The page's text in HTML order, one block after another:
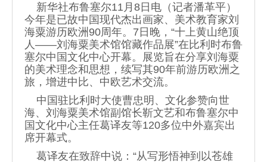
新华社布鲁塞尔11月8日电（记者潘革平）
今年是已故中国现代杰出画家、美术教育家刘
海粟游历欧洲90周年。7日晚，“十上黄山绝顶
人——刘海粟美术馆馆藏作品展”在比利时布鲁
塞尔中国文化中心开幕。展览旨在分享刘海粟
的美术理念和思想，续写其90年前游历欧洲之
旅，增进中比、中欧艺术交流。
中国驻比利时大使曹忠明、文化参赞向世
海、刘海粟美术馆副馆长靳文艺和布鲁塞尔中
国文化中心主任葛译友等120多位中外嘉宾出
席开幕式。
葛译友在致辞中说：“从写形悟神到以苍雄